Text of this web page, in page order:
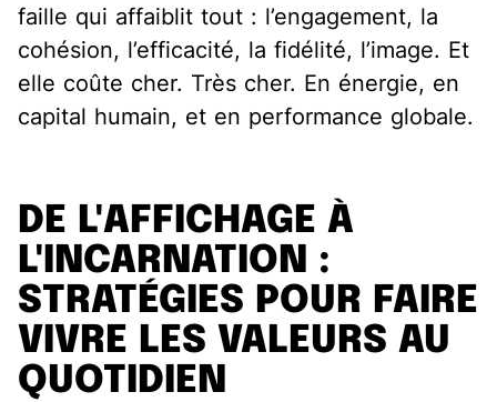
faille qui affaiblit tout : l’engagement, la
cohésion, l’efficacité, la fidélité, l’image. Et
elle coûte cher. Très cher. En énergie, en
capital humain, et en performance globale.
DE L'AFFICHAGE À
L'INCARNATION :
STRATÉGIES POUR FAIRE
VIVRE LES VALEURS AU
QUOTIDIEN